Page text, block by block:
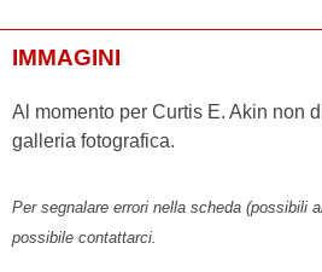
IMMAGINI
Al momento per Curtis E. Akin non
galleria fotografica.
Per segnalare errori nella scheda (possibili
possibile contattarci.